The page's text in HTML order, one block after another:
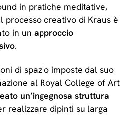
in pratiche meditative,
processo creativo di Kraus è
in un approccio
.
di spazio imposte dal suo
al Royal College of Art
un’ingegnosa struttura
realizzare dipinti su larga